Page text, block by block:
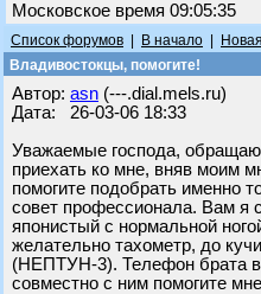
Московское время 09:05:35
Список форумов В начало
Владивостокцы, помогите!
Автор: asn (---.dial.mels.ru)
Дата: 26-03-06 18:33
Уважаемые господа,
приехать ко мне, вняв моим
помогите подобрать именно
совет профессионала. Вам я
японистый с нормальной
желательно тахометр, до
(НЕПТУН-3). Телефон брата
совместно с ним помогите